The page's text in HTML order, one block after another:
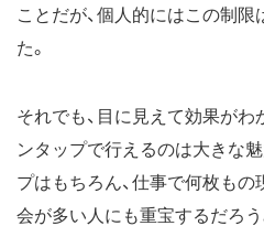
ことだが、個人的にはこの制
た。
それでも、目に見えて効果が
ンタップで行えるのは大きな
プはもちろん、仕事で何枚も
会が多い人にも重宝するだろう